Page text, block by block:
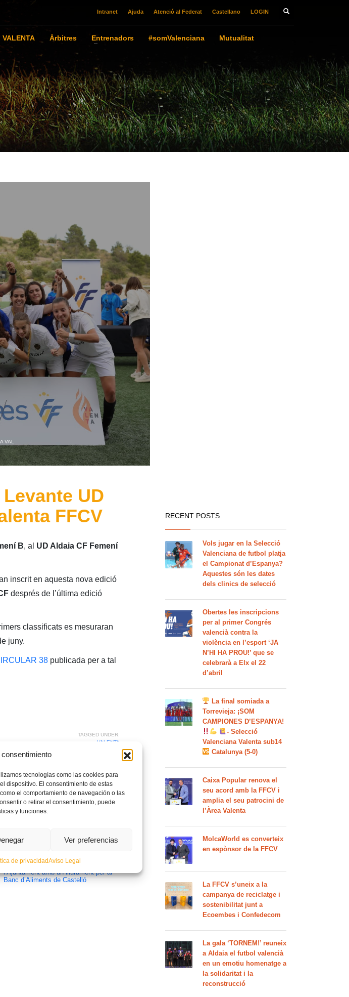
tecnologías como las cookies para
dispositivo. El consentimiento de estas
el comportamiento de navegación o las
o retirar el consentimiento, puede
y funciones.
Ver preferencias
de privacidadAviso Legal
Intranet Ajuda Atenció al Federat Castellano LOGIN
VALENTA Àrbitres Entrenadors #somValenciana
Mutualitat
VAL
UD
FFCV
B, al UD Aldaia CF Femení
inscrit en aquesta nova edició
després de l’última edició
classificats es mesuraran
juny.
38publicada per a tal
TAGGED UNDER:
VALENTA
La FFCV col·labora amb Gesdepro i
l’Ajuntament amb un lliurament per al
Banc d’Aliments de Castelló
RECENT POSTS
Vols jugar en la Selecció
Valenciana de futbol platja
el Campionat d’Espanya?
Aquestes són les dates
dels clinics de selecció
Obertes les inscripcions
per al primer Congrés
valencià contra la
violència en l’esport ‘JA
N’HI HA PROU!’ que se
celebrarà a Elx el 22
d’abril
La final somiada a
Torrevieja: ¡SOM
CAMPIONES D’ESPANYA!
- Selecció
Valenciana Valenta sub14
Catalunya (5-0)
Caixa Popular renova el
seu acord amb la FFCV i
amplia el seu patrocini de
l’Àrea Valenta
MolcaWorld es converteix
en espònsor de la FFCV
La FFCV s’uneix a la
campanya de reciclatge i
sostenibilitat junt a
Ecoembes i Confedecom
La gala ‘TORNEM!’ reuneix
a Aldaia el futbol valencià
en un emotiu homenatge a
la solidaritat i la
reconstrucció